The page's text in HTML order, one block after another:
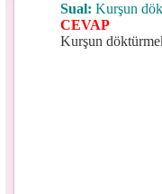
Sual: Kurşun
CEVAP
Kurşun